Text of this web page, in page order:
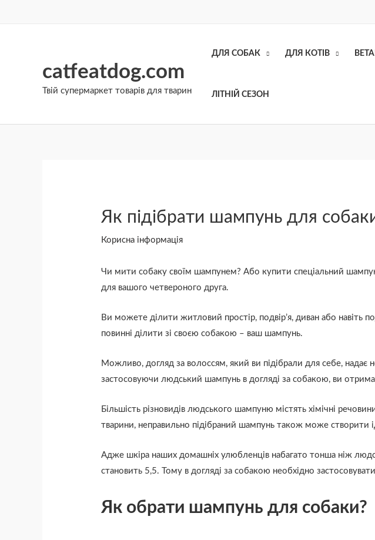
catfeatdog.com
Твій супермаркет товарів для тварин
ДЛЯ СОБАК ДЛЯ КОТІВ
ЛІТНІЙ СЕЗОН
Як підібрати шампунь для
Корисна інформація
Чи мити собаку своїм шампунем? Або купити спеціальний
для вашого четвероного друга.
Ви можете ділити житловий простір, подвір’я, диван або навіть
повинні ділити зі своєю собакою – ваш шампунь.
Можливо, догляд за волоссям, який ви підібрали для себе,
застосовуючи людський шампунь в догляді за собакою, ви
Більшість різновидів людського шампуню містять хімічні
тварини, неправильно підібраний шампунь також може створити
Адже шкіра наших домашніх улюбленців набагато тонша ніж
становить 5,5. Тому в догляді за собакою необхідно
Як обрати шампунь для собаки?